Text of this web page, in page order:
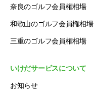
奈良のゴルフ会員権相場
和歌山のゴルフ会員権相場
三重のゴルフ会員権相場
いけだサービスについて
お知らせ